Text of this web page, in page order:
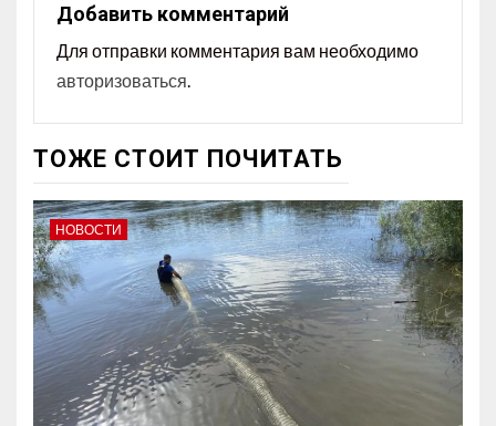
Добавить комментарий
Для отправки комментария вам необходимо
авторизоваться
ТОЖЕ СТОИТ ПОЧИТАТЬ
НОВОСТИ